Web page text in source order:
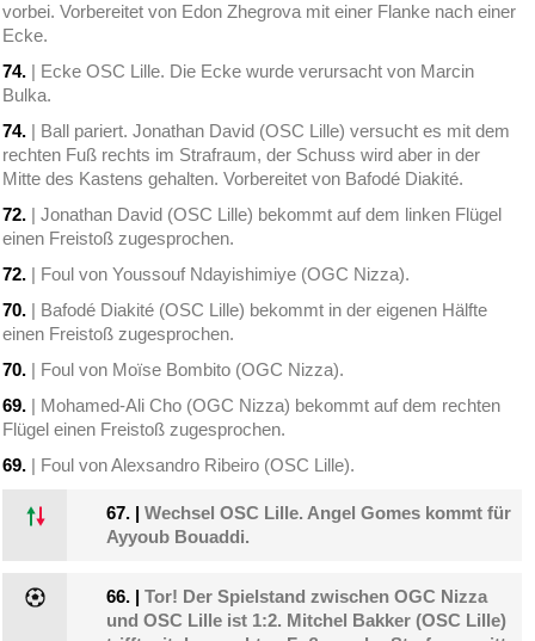
vorbei. Vorbereitet von Edon Zhegrova mit einer Flanke nach einer
Ecke.
74. | Ecke OSC Lille. Die Ecke wurde verursacht von Marcin
Bulka.
74. | Ball pariert. Jonathan David (OSC Lille) versucht es mit dem
rechten Fuß rechts im Strafraum, der Schuss wird aber in der
Mitte des Kastens gehalten. Vorbereitet von Bafodé Diakité.
72. | Jonathan David (OSC Lille) bekommt auf dem linken Flügel
einen Freistoß zugesprochen.
72. | Foul von Youssouf Ndayishimiye (OGC Nizza).
70. | Bafodé Diakité (OSC Lille) bekommt in der eigenen Hälfte
einen Freistoß zugesprochen.
70. | Foul von Moïse Bombito (OGC Nizza).
69. | Mohamed-Ali Cho (OGC Nizza) bekommt auf dem rechten
Flügel einen Freistoß zugesprochen.
69. | Foul von Alexsandro Ribeiro (OSC Lille).
67. |Wechsel OSC Lille. Angel Gomes kommt für
Ayyoub Bouaddi.
66. |Tor! Der Spielstand zwischen OGC Nizza
und OSC Lille ist 1:2. Mitchel Bakker (OSC Lille)